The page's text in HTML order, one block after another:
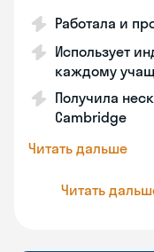
Работала и
Использует
каждому
Получила
Cambridge
Читать дальше
Читать